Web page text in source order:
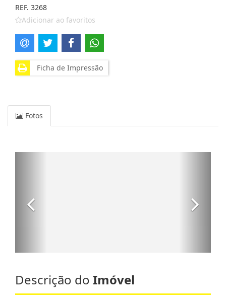
REF. 3268
Adicionar ao favoritos
Ficha de Impressão
Fotos
Descrição do Imóvel